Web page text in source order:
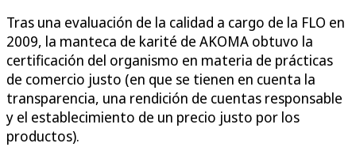
Tras una evaluación de la calidad a cargo de la FLO en
2009, la manteca de karité de AKOMA obtuvo la
certificación del organismo en materia de prácticas
de comercio justo (en que se tienen en cuenta la
transparencia, una rendición de cuentas responsable
y el establecimiento de un precio justo por los
productos).